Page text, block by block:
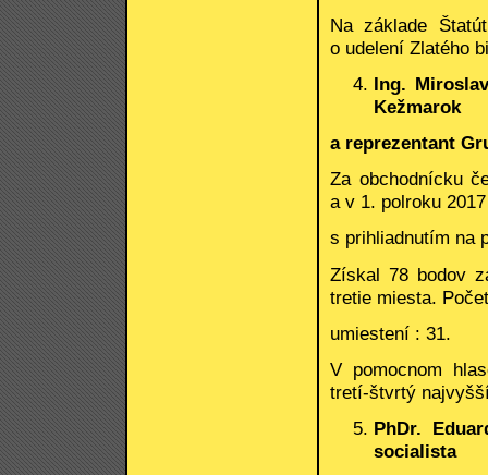
Na základe
o udelení Zlatého
Ing.
Kežmarok
a reprezentant
Za obchodnícku
a v 1. polroku 2017
s prihliadnutím na
Získal 78 bodov
tretie miesta. Počet
umiestení : 31.
V pomocnom
tretí-štvrtý
PhDr.
socialista